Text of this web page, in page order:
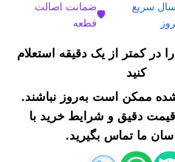
سریع
🛡️
ضمانت اصالت
قطعه
در کمتر از یک دقیقه استعلام
کنید
ممکن است به‌روز نباشند.
دقیق و شرایط خرید با
ما تماس بگیرید.